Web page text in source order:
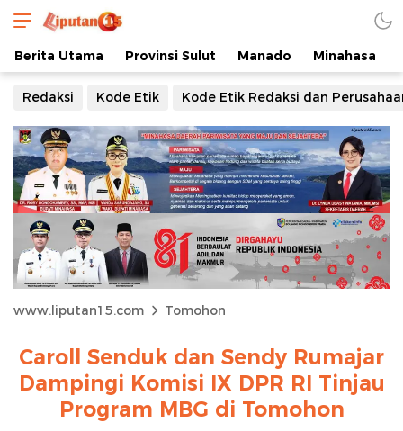
Berita Utama Provinsi Sulut Manado Minahasa
Redaksi Kode Etik Kode Etik Redaksi dan
www.liputan15.com Tomohon
Caroll Senduk dan Sendy Rumajar
Dampingi Komisi IX DPR RI Tinjau
Program MBG di Tomohon